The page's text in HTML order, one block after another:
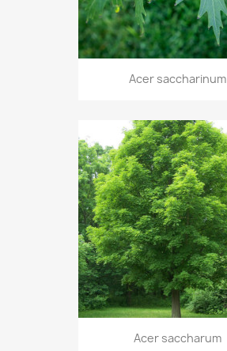
Acer saccharinum
Acer saccharum